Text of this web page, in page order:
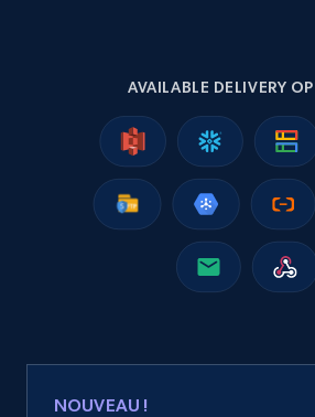
Rating, Reviews count, Images,
eCommerce
199+
AVAILABLE DELIVERY
NOUVEAU !